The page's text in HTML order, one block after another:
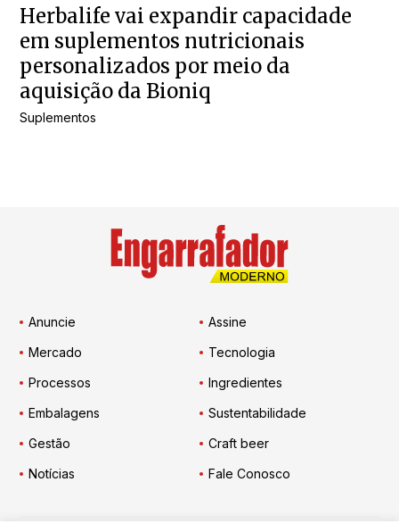
Herbalife vai expandir capacidade
em suplementos nutricionais
personalizados por meio da
aquisição da Bioniq
Suplementos
Anuncie
Assine
Mercado
Tecnologia
Processos
Ingredientes
Embalagens
Sustentabilidade
Gestão
Craft beer
Notícias
Fale Conosco